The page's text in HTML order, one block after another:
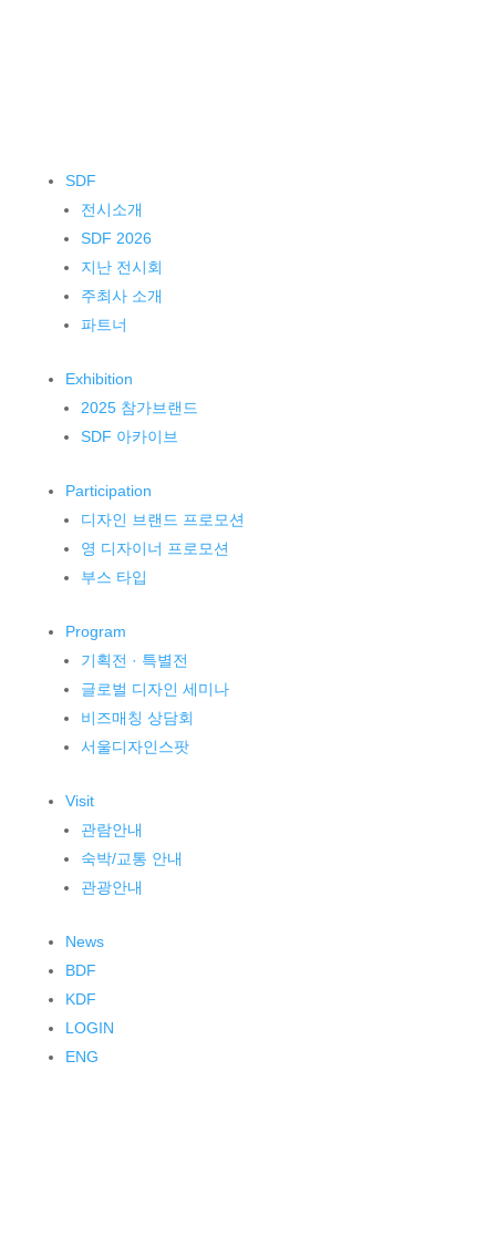
SDF
전시소개
SDF 2026
지난 전시회
주최사 소개
파트너
Exhibition
2025 참가브랜드
SDF 아카이브
Participation
디자인 브랜드 프로모션
영 디자이너 프로모션
부스 타입
Program
기획전 · 특별전
글로벌 디자인 세미나
비즈매칭 상담회
서울디자인스팟
Visit
관람안내
숙박/교통 안내
관광안내
News
BDF
KDF
LOGIN
ENG